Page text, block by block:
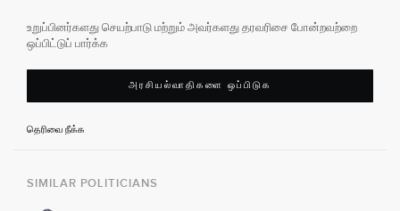
உறுப்பினர்களது செயற்பாடு மற்றும் அவர்களது தரவரிசை போன்றவற்றை
ஒப்பிட்டுப் பார்க்க
அரசியல்வாதிகளை ஒப்பிடுக
தெரிவை நீக்க
SIMILAR POLITICIANS